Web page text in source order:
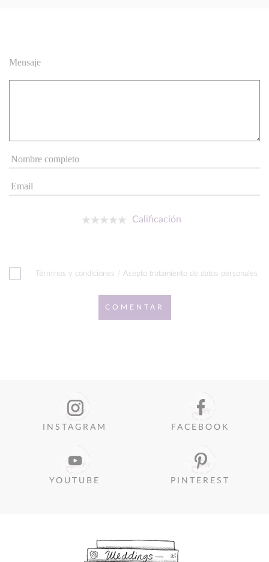
Mensaje
Calificación
Términos y condiciones / Acepto tratamiento de datos personales
COMENTAR
INSTAGRAM FACEBOOK
YOUTUBE PINTEREST